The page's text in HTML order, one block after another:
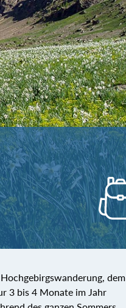
bis
bis
dem
3 bis 4 Monate im Jahr